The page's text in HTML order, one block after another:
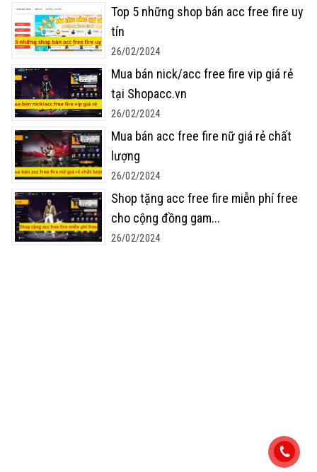
Top 5 những shop bán acc free fire uy
tín
26/02/2024
Mua bán nick/acc free fire vip giá rẻ
tại Shopacc.vn
26/02/2024
Mua bán acc free fire nữ giá rẻ chất
lượng
26/02/2024
Shop tặng acc free fire miễn phí free
cho cộng đồng gam...
26/02/2024